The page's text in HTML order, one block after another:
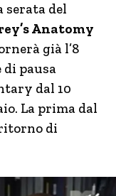
serata del
Anatomy
già l’8
di pausa
dal 10
La prima dal
di